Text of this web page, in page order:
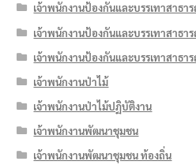
เจ้าพนักงานป้องกันและบรรเทาสาธา
เจ้าพนักงานป้องกันและบรรเทาสาธ
เจ้าพนักงานป้องกันและบรรเทาสาธ
เจ้าพนักงานป่าไม้
เจ้าพนักงานป่าไม้ปฏิบัติงาน
เจ้าพนักงานพัฒนาชุมชน
เจ้าพนักงานพัฒนาชุมชน ท้องถิ่น